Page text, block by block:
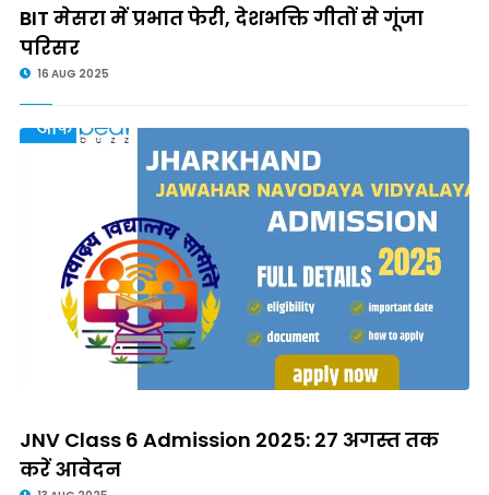
BIT मेसरा में प्रभात फेरी, देशभक्ति गीतों से गूंजा
परिसर
16 AUG 2025
JNV Class 6 Admission 2025: 27 अगस्त तक
करें आवेदन